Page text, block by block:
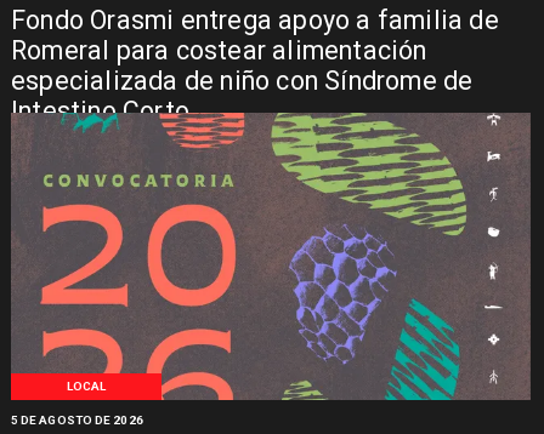
Fondo Orasmi entrega apoyo a familia de
Romeral para costear alimentación
especializada de niño con Síndrome de
Intestino Corto
LOCAL
5 DE AGOSTO DE 2026